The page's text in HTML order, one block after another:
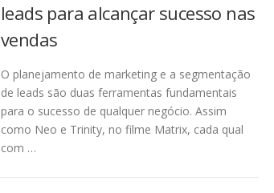
leads para alcançar sucesso nas
vendas
O planejamento de marketing e a segmentação
de leads são duas ferramentas fundamentais
para o sucesso de qualquer negócio. Assim
como Neo e Trinity, no filme Matrix, cada qual
com …